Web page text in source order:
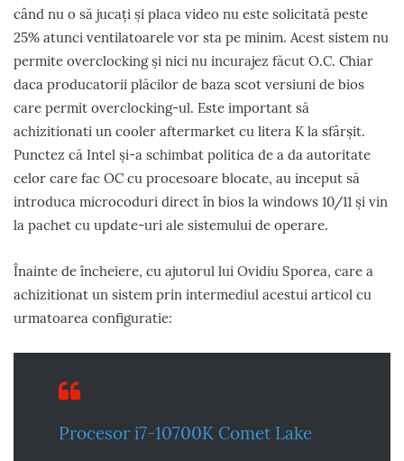
când nu o să jucați și placa video nu este solicitată peste
25% atunci ventilatoarele vor sta pe minim. Acest sistem nu
permite overclocking și nici nu incurajez făcut O.C. Chiar
daca producatorii plăcilor de baza scot versiuni de bios
care permit overclocking-ul. Este important să
achizitionati un cooler aftermarket cu litera K la sfârșit.
Punctez că Intel și-a schimbat politica de a da autoritate
celor care fac OC cu procesoare blocate, au inceput să
introduca microcoduri direct în bios la windows 10/11 și vin
la pachet cu update-uri ale sistemului de operare.
Înainte de încheiere, cu ajutorul lui Ovidiu Sporea, care a
achizitionat un sistem prin intermediul acestui articol cu
urmatoarea configuratie:
Procesor i7-10700K Comet Lake